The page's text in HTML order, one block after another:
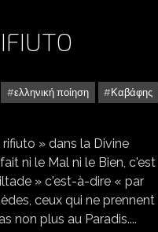
ελληνική ποίηση
Καβάφης
» dans la Divine
ni le Mal ni le Bien, c'est
» c'est-à-dire « par
ceux qui ne prennent
non plus au Paradis....